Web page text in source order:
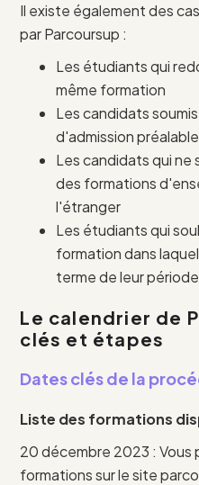
Il existe également des
par Parcoursup :
Les étudiants qui
même formation
Les candidats
d'admission
Les candidats qui
des formations
l'étranger
Les étudiants qui
formation dans
terme de leur
Le calendrier de
clés et étapes
Dates clés de la
Liste des formations
20 décembre 2023 : Vous
formations sur le site